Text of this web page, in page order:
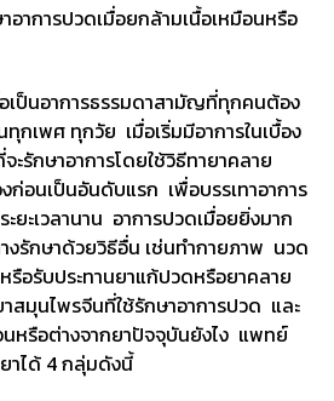
อาการปวดเมื่อยกล้ามเนื้อเหมือนหรือ
เป็นอาการธรรมดาสามัญที่ทุกคนต้อง
กเพศ ทุกวัย เมื่อเริ่มมีอาการในเบื้อง
รักษาอาการโดยใช้วิธีทายาคลาย
ก่อนเป็นอันดับแรก เพื่อบรรเทาอาการ
ยะเวลานาน อาการปวดเมื่อยยิ่งมาก
งรักษาด้วยวิธีอื่น เช่นทำกายภาพ นวด
อรับประทานยาแก้ปวดหรือยาคลาย
สมุนไพรจีนที่ใช้รักษาอาการปวด และ
หรือต่างจากยาปัจจุบันยังไง แพทย์
าได้ 4 กลุ่มดังนี้